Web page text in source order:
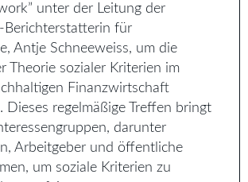
unter der Leitung der
Berichterstatterin für
Antje Schneeweiss, um die
Theorie sozialer Kriterien im
Finanzwirtschaft
Dieses regelmäßige Treffen bringt
darunter
Arbeitgeber und öffentliche
um soziale Kriterien zu